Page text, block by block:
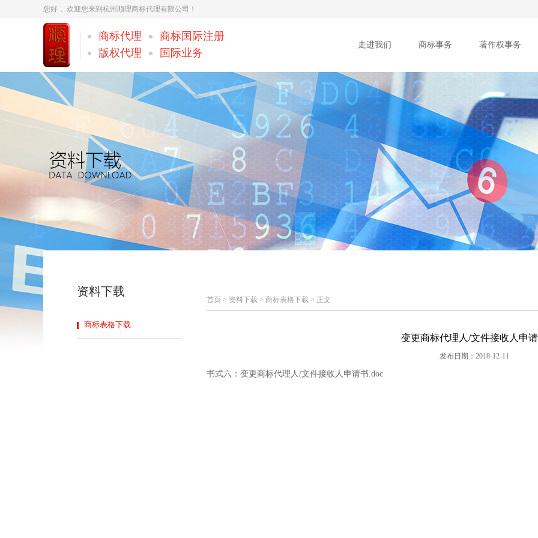
您好， 欢迎您来到杭州顺理商标代理有限公司！
商标代理
商标国际注册
版权代理
国际业务
走进我们 商标事务 著作权事务
资料下载
商标表格下载
首页 > 资料下载 > 商标表格下载 > 正文
变更商标代理人/文件接收人申
发布日期：2018-12-11
书式六：变更商标代理人/文件接收人申请书.doc